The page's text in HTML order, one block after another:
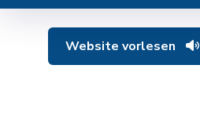
Website vorlesen